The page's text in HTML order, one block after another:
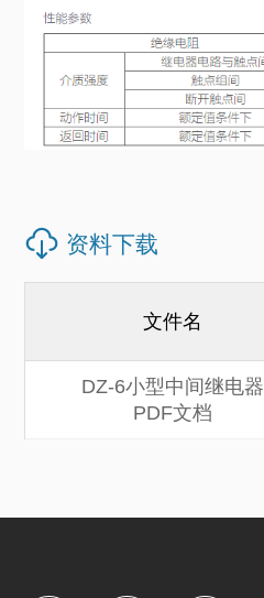
资料下载
文件名
DZ-6小型中间继电器
PDF文档